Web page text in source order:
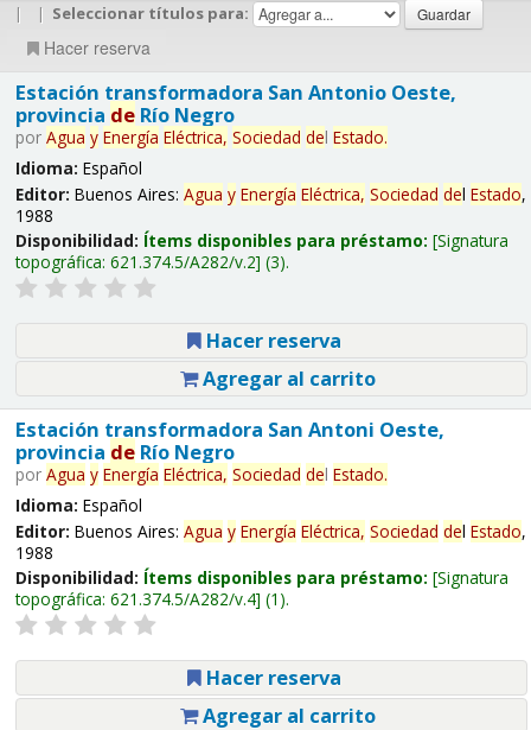
| | Seleccionar títulos para:
Hacer reserva
Estación transformadora San Antonio Oeste,
provincia deRío Negro
por Agua y Energía Eléctrica, Sociedad del Estado.
Idioma: Español
Editor: Buenos Aires: Agua y Energía Eléctrica, Sociedad del Estado,
1988
Disponibilidad: Ítems disponibles para préstamo: Signatura
topográfica: 621.374.5/A282/v.2 (3).
Hacer reserva
Agregar al carrito
Estación transformadora San Antoni Oeste,
provincia deRío Negro
por Agua y Energía Eléctrica, Sociedad del Estado.
Idioma: Español
Editor: Buenos Aires: Agua y Energía Eléctrica, Sociedad del Estado,
1988
Disponibilidad: Ítems disponibles para préstamo: Signatura
topográfica: 621.374.5/A282/v.4 (1).
Hacer reserva
Agregar al carrito